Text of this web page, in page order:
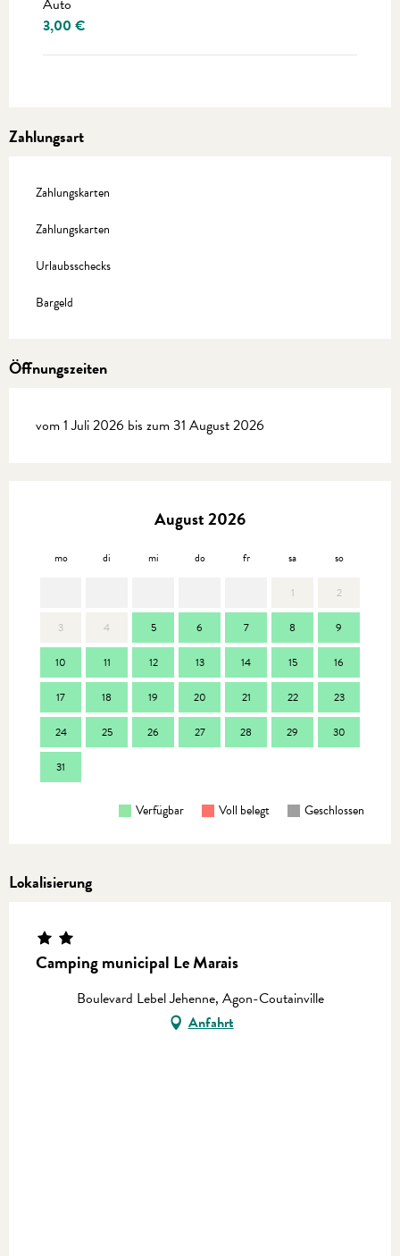
3,00 €
Zahlungsart
Zahlungskarten
Zahlungskarten
Urlaubsschecks
Bargeld
Öffnungszeiten
vom 1 Juli 2026 bis zum 31 August 2026
August 2026
mo di mi do fr sa so
1 2
3 4 5 6 7 8 9
10 11 12 13 14 15 16
17 18 19 20 21 22 23
24 25 26 27 28 29 30
31
Verfügbar Voll belegt Geschlossen
Lokalisierung
Camping municipal Le Marais
Boulevard Lebel Jehenne, Agon-Coutainville
Anfahrt